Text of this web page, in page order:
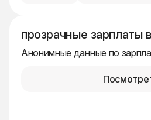
прозрачные зарплаты
Анонимные данные по